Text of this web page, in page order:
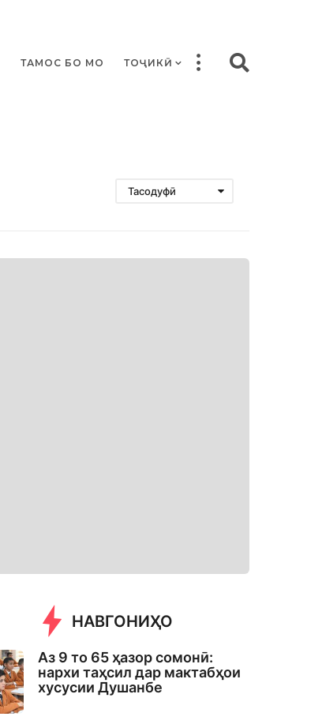
ТАМОС БО МО ТОҶИКӢ
Тасодуфӣ
НАВГОНИҲО
Аз 9 то 65 ҳазор сомонӣ:
нархи таҳсил дар мактабҳои
хусусии Душанбе